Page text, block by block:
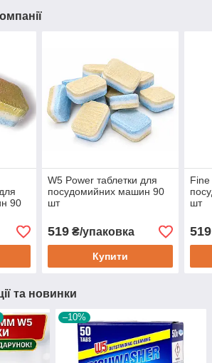
90
W5 Power таблетки для
посудомийних машин 90
шт
519₴/упаковка
Купити
Fine
шт
519
та новинки
–10%